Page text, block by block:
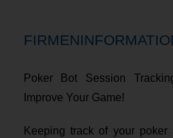
Poker Bot Session
Improve Your Game!
Keeping track of your